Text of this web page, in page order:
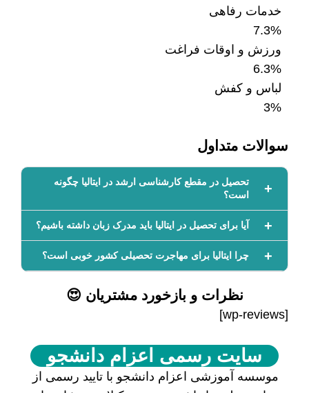
خدمات رفاهی
7.3%
ورزش و اوقات فراغت
6.3%
لباس و کفش
3%
سوالات متداول
تحصیل در مقطع کارشناسی ارشد در ایتالیا چگونه
است؟
آیا برای تحصیل در ایتالیا باید مدرک زبان داشته باشیم؟
چرا ایتالیا برای مهاجرت تحصیلی کشور خوبی است؟
نظرات و بازخورد مشتریان 😍
[wp-reviews]
سایت رسمی اعزام دانشجو
موسسه آموزشی اعزام دانشجو با تایید رسمی از